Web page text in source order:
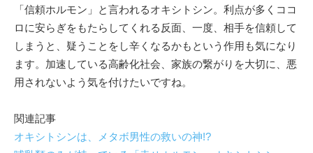
「信頼ホルモン」と言われるオキシトシン。利点が多くココ
ロに安らぎをもたらしてくれる反面、一度、相手を信頼して
しまうと、疑うことをし辛くなるかもという作用も気になり
ます。加速している高齢化社会、家族の繋がりを大切に、悪
用されないよう気を付けたいですね。
関連記事
オキシトシンは、メタボ男性の救いの神!?